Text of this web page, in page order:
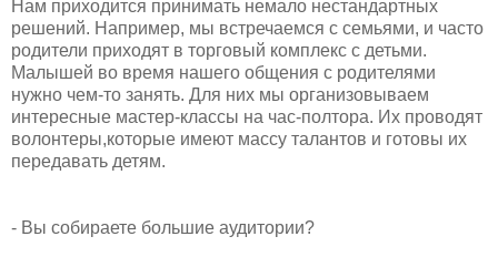
​Нам приходится принимать немало нестандартных
решений. Например, мы встречаемся с семьями, и часто
родители приходят в торговый комплекс с детьми.
Малышей во время нашего общения с родителями
нужно чем-то занять. Для них мы организовываем
интересные мастер-классы на час-полтора. Их проводят
волонтеры,которые имеют массу талантов и готовы их
передавать детям.
​- Вы собираете большие аудитории?